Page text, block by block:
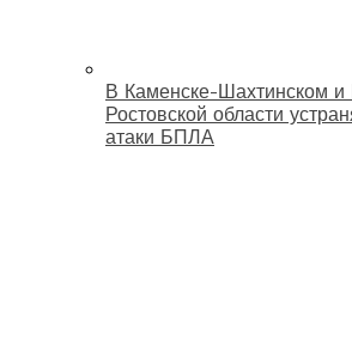
В Каменске-Шахтинском и
Ростовской области
атаки БПЛА